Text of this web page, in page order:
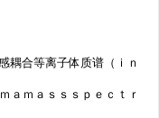
耦合等离子体质谱（ｉｎ
ａｍａｓｓｓｐｅｃｔｒ